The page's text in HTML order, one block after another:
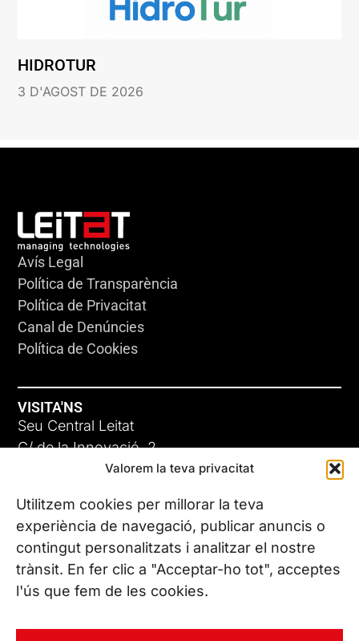
Valorem la teva privacitat
Utilitzem cookies per millorar la teva
experiència de navegació, publicar anuncis o
contingut personalitzats i analitzar el nostre
trànsit. En fer clic a "Acceptar-ho tot", acceptes
l'ús que fem de les cookies.
HIDROTUR
3 D'AGOST DE 2026
Avís Legal
Política de Transparència
Política de Privacitat
Canal de Denúncies
Política de Cookies
VISITA'NS
Seu Central Leitat
C/ de la Innovació, 2
08225 Terrassa, (Barcelona)
Coneix les nostres seus
CONTACTA’NS
Tel. (+34) 937 882 300